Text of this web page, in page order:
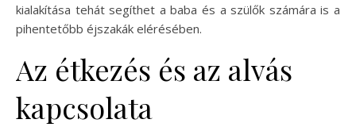
kialakítása tehát segíthet a baba és a szülők számára is a
pihentetőbb éjszakák elérésében.
Az étkezés és az alvás
kapcsolata